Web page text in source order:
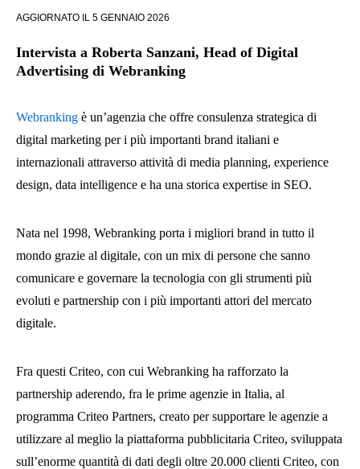
AGGIORNATO IL 5 GENNAIO 2026
Intervista a Roberta Sanzani, Head of Digital
Advertising di Webranking
Webranking è un’agenzia che offre consulenza strategica di
digital marketing per i più importanti brand italiani e
internazionali attraverso attività di media planning, experience
design, data intelligence e ha una storica expertise in SEO.
Nata nel 1998, Webranking porta i migliori brand in tutto il
mondo grazie al digitale, con un mix di persone che sanno
comunicare e governare la tecnologia con gli strumenti più
evoluti e partnership con i più importanti attori del mercato
digitale.
Fra questi Criteo, con cui Webranking ha rafforzato la
partnership aderendo, fra le prime agenzie in Italia, al
programma Criteo Partners, creato per supportare le agenzie a
utilizzare al meglio la piattaforma pubblicitaria Criteo, sviluppata
sull’enorme quantità di dati degli oltre 20.000 clienti Criteo, con